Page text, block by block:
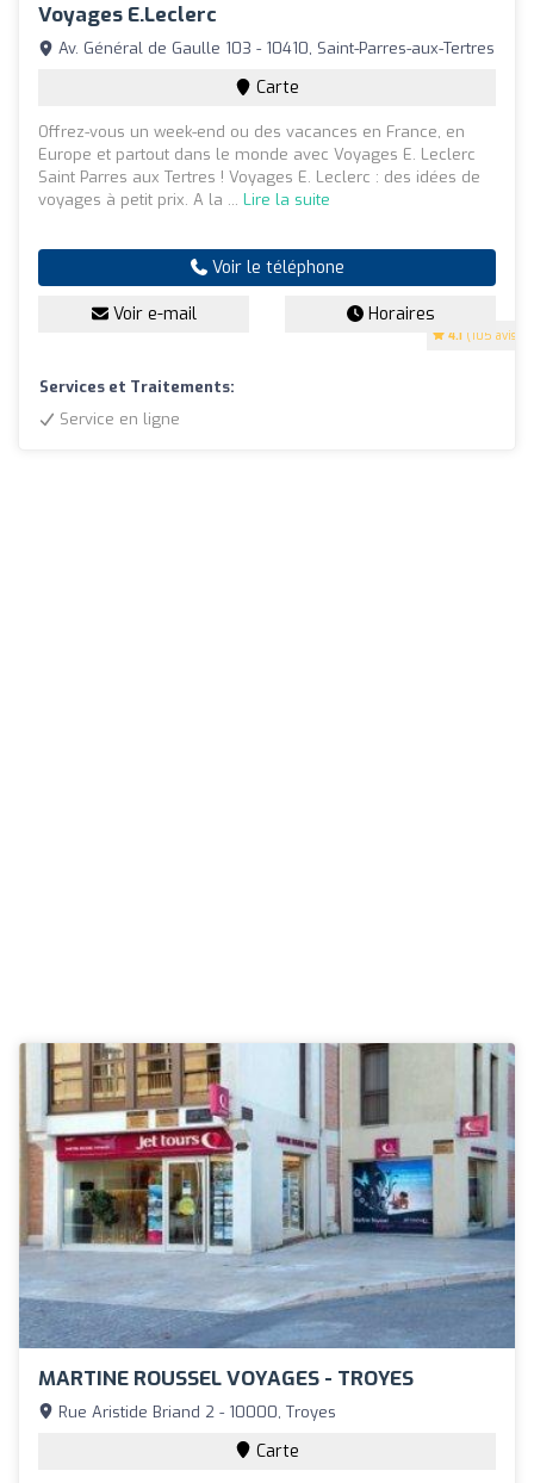
Voyages E.Leclerc
4.1 (105 avis)
Av. Général de Gaulle 103 - 10410, Saint-Parres-aux-Tertres
Carte
Offrez-vous un week-end ou des vacances en France, en
Europe et partout dans le monde avec Voyages E. Leclerc
Saint Parres aux Tertres ! Voyages E. Leclerc : des idées de
voyages à petit prix. A la ... Lire la suite
Voir le téléphone
Voir e-mail Horaires
Services et Traitements:
Service en ligne
MARTINE ROUSSEL VOYAGES - TROYES
Rue Aristide Briand 2 - 10000, Troyes
Carte